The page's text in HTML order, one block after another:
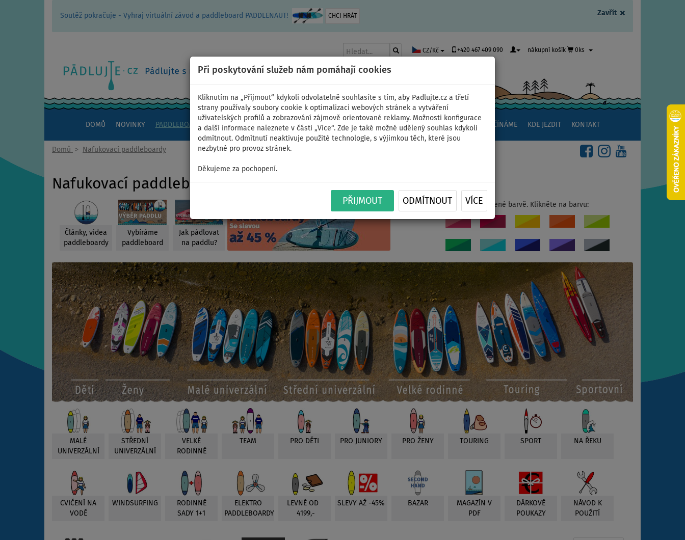
Zavřít ×
Soutěž pokračuje - Vyhraj virtuální závod a paddleboard PADDLENAUT! CHCI HRÁT
Při poskytování služeb nám pomáhají cookies
Kliknutím na „Přijmout“ kdykoli odvolatelně souhlasíte s tím, aby Padlujte.cz a třetí
strany používaly soubory cookie k optimalizaci webových stránek a vytváření
uživatelských profilů a zobrazování zájmově orientované reklamy. Možnosti konfigurace
a další informace naleznete v části „Více“. Zde je také možné udělený souhlas kdykoli
odmítnout. Odmítnutí neaktivuje použité technologie, s výjimkou těch, které jsou
nezbytné pro provoz stránek.
Děkujeme za pochopení.
PŘIJMOUT ODMÍTNOUT VÍCE
CZ/Kč +420 467 409 090 nákupní košík 0ks
DOMŮ NOVINKY PADDLEBOARDY KAJAKY ČLUNY A MOTORY PÁDLA PLACHTY OBLEČENÍ PŘÍSLUŠENSTVÍ ZAČÍNÁME KDE JEZDIT KONTAKT
Domů > Nafukovací paddleboardy
Nafukovací paddleboardy
Články, videa
paddleboardy
Vybíráme
paddleboard
Jak pádlovat
na paddlu?
Pádlujte v oblíbené barvě. Klikněte na barvu:
MALÉ
UNIVERZÁLNÍ
STŘEDNÍ
UNIVERZÁLNÍ
VELKÉ
RODINNÉ
TEAM PRO DĚTI PRO JUNIORY PRO ŽENY TOURING SPORT NA ŘEKU
CVIČENÍ NA
VODĚ
WINDSURFING
RODINNÉ
SADY 1+1
ELEKTRO
PADDLEBOARDY
LEVNÉ OD
4199,-
SLEVY AŽ -45% BAZAR
MAGAZÍN V
PDF
DÁRKOVÉ
POUKAZY
NÁVOD K
POUŽITÍ